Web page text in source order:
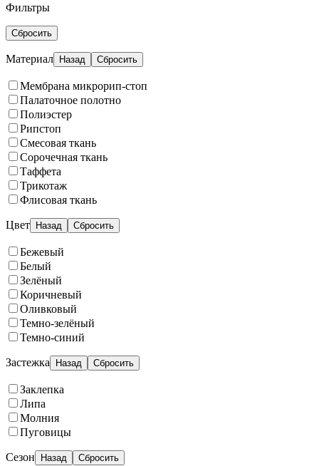
Фильтры
Сбросить
Материал Назад Сбросить
Мембрана микрорип-стоп
Палаточное полотно
Полиэстер
Рипстоп
Смесовая ткань
Сорочечная ткань
Таффета
Трикотаж
Флисовая ткань
Цвет Назад Сбросить
Бежевый
Белый
Зелёный
Коричневый
Оливковый
Темно-зелёный
Темно-синий
Застежка Назад Сбросить
Заклепка
Липа
Молния
Пуговицы
Сезон Назад Сбросить